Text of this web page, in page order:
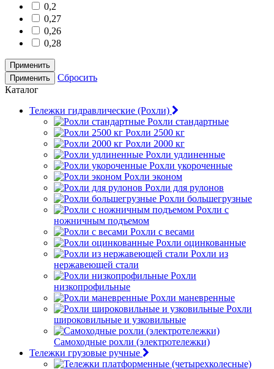
0,2
0,27
0,26
0,28
Применить
Применить
Сбросить
Каталог
Тележки гидравлические (Рохли)
Рохли стандартные
Рохли 2500 кг
Рохли 2000 кг
Рохли удлиненные
Рохли укороченные
Рохли эконом
Рохли для рулонов
Рохли большегрузные
Рохли с
ножничным подъемом
Рохли с весами
Рохли оцинкованные
Рохли из
нержавеющей стали
Рохли
низкопрофильные
Рохли маневренные
Рохли
широковильные и узковильные
Самоходные рохли (электротележки)
Тележки грузовые ручные